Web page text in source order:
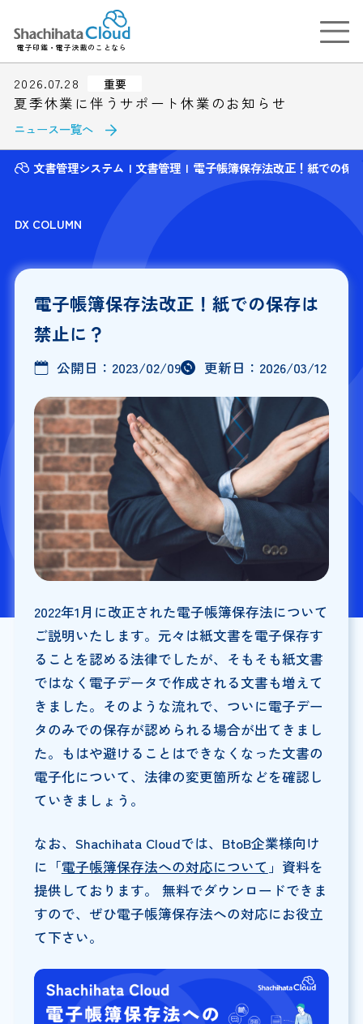
電子印鑑・電子決裁のことなら
2026.07.28 重要
夏季休業に伴うサポート休業のお知らせ
ニュース一覧へ
文書管理システム 文書管理 電子帳簿保存法改正！紙での保
DX COLUMN
電子帳簿保存法改正！紙での保存は
禁止に？
公開日： 2023/02/09 更新日： 2026/03/12
2022年1月に改正された電子帳簿保存法について
ご説明いたします。元々は紙文書を電子保存す
ることを認める法律でしたが、そもそも紙文書
ではなく電子データで作成される文書も増えて
きました。そのような流れで、ついに電子デー
タのみでの保存が認められる場合が出てきまし
た。もはや避けることはできなくなった文書の
電子化について、法律の変更箇所などを確認し
ていきましょう。
なお、Shachihata Cloudでは、BtoB企業様向け
に「電子帳簿保存法への対応について 」資料を
提供しております。 無料でダウンロードできま
すので、ぜひ電子帳簿保存法への対応にお役立
て下さい。